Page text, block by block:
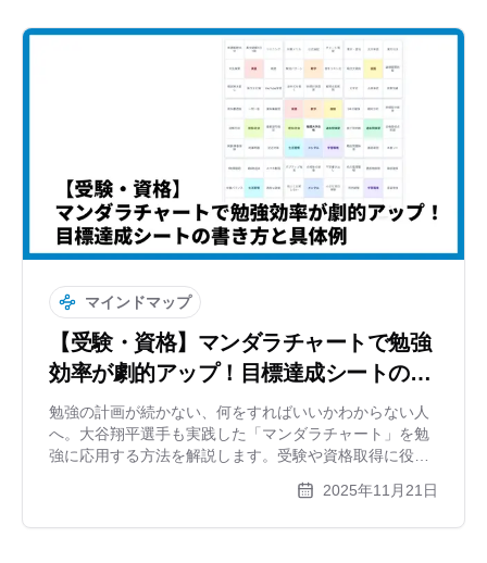
マインドマップ
【受験・資格】マンダラチャートで勉強
効率が劇的アップ！目標達成シートの書
き方と具体例
勉強の計画が続かない、何をすればいいかわからない人
へ。大谷翔平選手も実践した「マンダラチャート」を勉
強に応用する方法を解説します。受験や資格取得に役立
つ具体的な書き方や、修正が簡単なWeb作成ツールも紹
介。今日から目標達成への最短ルートを作りましょう。
2025年11月21日